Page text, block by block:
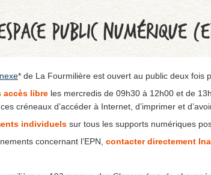
PUBLIC NUMÉRIQUE
* de La Fourmilière est ouvert au public deux fois
accès libre les mercredis de 09h30 à 12h00 et de
créneaux d’accéder à Internet, d’imprimer et
individuels sur tous les supports numériques
concernant l’EPN, contacter directement